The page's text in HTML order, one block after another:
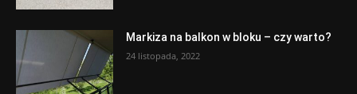
Markiza na balkon w bloku – czy warto?
24 listopada, 2022